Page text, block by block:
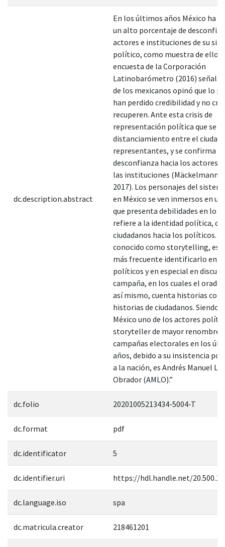
dc.description.abstract
En los últimos años México ha
un alto porcentaje de
actores e instituciones de su
político, como muestra de ello,
encuesta de la Corporación
Latinobarómetro (2016) señala
de los mexicanos opinó que lo
han perdido credibilidad y no
recuperen. Ante esta crisis de
representación política que se
distanciamiento entre el
representantes, y se confirma
desconfianza hacia los actores
las instituciones (Mäckelmann,
2017). Los personajes del
en México se ven inmersos en
que presenta debilidades en lo
refiere a la identidad política, de
ciudadanos hacia los políticos.
conocido como storytelling, es
más frecuente identificarlo en
políticos y en especial en
campaña, en los cuales el
así mismo, cuenta historias
historias de ciudadanos. Siendo
México uno de los actores
storyteller de mayor renombre
campañas electorales en los
años, debido a su insistencia
a la nación, es Andrés Manuel
Obrador (AMLO).”
dc.folio 20201005213434-5004-T
dc.format pdf
dc.identificator 5
dc.identifier.uri https://hdl.handle.net/
dc.language.iso spa
dc.matricula.creator 218461201